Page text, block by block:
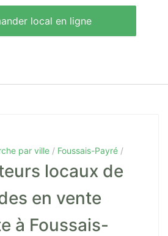
local en ligne
par ville Foussais-Payré
locaux de
en vente
à Foussais-